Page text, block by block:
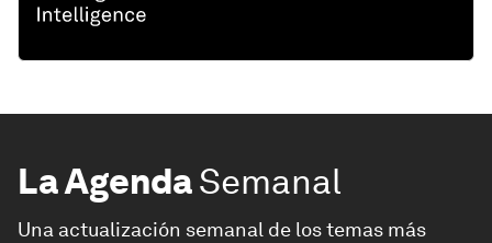
La AgendaSemanal
Una actualización semanal de los temas más